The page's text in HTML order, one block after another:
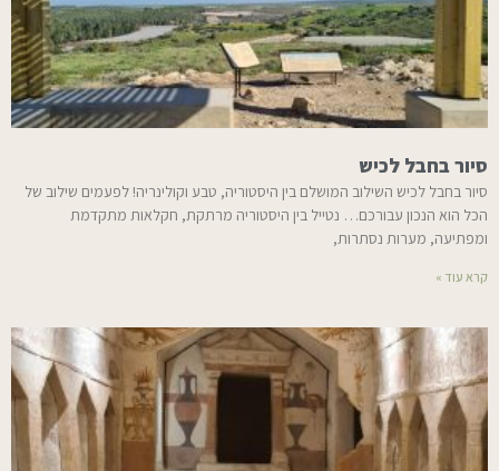
סיור בחבל לכיש
סיור בחבל לכיש השילוב המושלם בין היסטוריה, טבע וקולינריה! לפעמים שילוב של
הכל הוא הנכון עבורכם… נטייל בין היסטוריה מרתקת, חקלאות מתקדמת
ומפתיעה, מערות נסתרות,
קרא עוד »